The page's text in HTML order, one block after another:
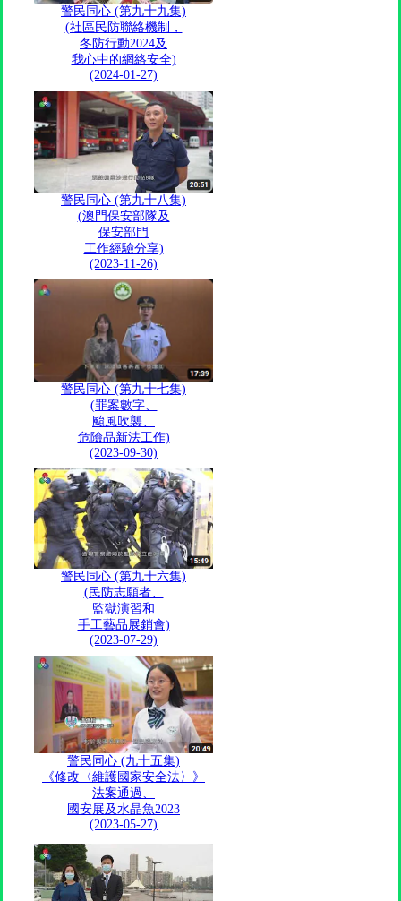
警民同心 (第九十九集)
(社區民防聯絡機制，
冬防行動2024及
我心中的網絡安全)
(2024-01-27)
警民同心 (第九十八集)
(澳門保安部隊及
保安部門
工作經驗分享)
(2023-11-26)
警民同心 (第九十七集)
(罪案數字、
颱風吹襲、
危險品新法工作)
(2023-09-30)
警民同心 (第九十六集)
(民防志願者、
監獄演習和
手工藝品展銷會)
(2023-07-29)
警民同心 (九十五集)
《修改〈維護國家安全法〉》
法案通過、
國安展及水晶魚2023​
(2023-05-27)